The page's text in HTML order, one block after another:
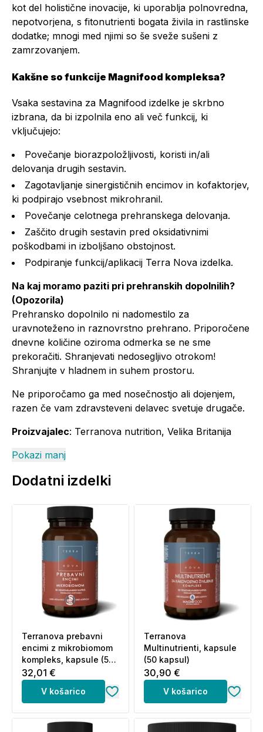
kot del holistične inovacije, ki uporablja polnovredna,
nepotvorjena, s fitonutrienti bogata živila in rastlinske
dodatke; mnogi med njimi so še sveže sušeni z
zamrzovanjem.
Kakšne so funkcije Magnifood kompleksa?
Vsaka sestavina za Magnifood izdelke je skrbno
izbrana, da bi izpolnila eno ali več funkcij, ki
vključujejo:
Povečanje biorazpoložljivosti, koristi in/ali
delovanja drugih sestavin.
Zagotavljanje sinergističnih encimov in kofaktorjev,
ki podpirajo vsebnost mikrohranil.
Povečanje celotnega prehranskega delovanja.
Zaščito drugih sestavin pred oksidativnimi
poškodbami in izboljšano obstojnost.
Podpiranje funkcij/aplikacij Terra Nova izdelka.
Na kaj moramo paziti pri prehranskih dopolnilih?
(Opozorila)
Prehransko dopolnilo ni nadomestilo za
uravnoteženo in raznovrstno prehrano. Priporočene
dnevne količine oziroma odmerka se ne sme
prekoračiti. Shranjevati nedosegljivo otrokom!
Shranjujte v hladnem in suhem prostoru.
Ne priporočamo ga med nosečnostjo ali dojenjem,
razen če vam zdravsteveni delavec svetuje drugače.
Proizvajalec: Terranova nutrition, Velika Britanija
Pokazi manj
Dodatni izdelki
Terranova prebavni
encimi z mikrobiomom
kompleks, kapsule (50
kapsul)
32,01 €
V košarico
Terranova
Multinutrienti, kapsule
(50 kapsul)
30,90 €
V košarico